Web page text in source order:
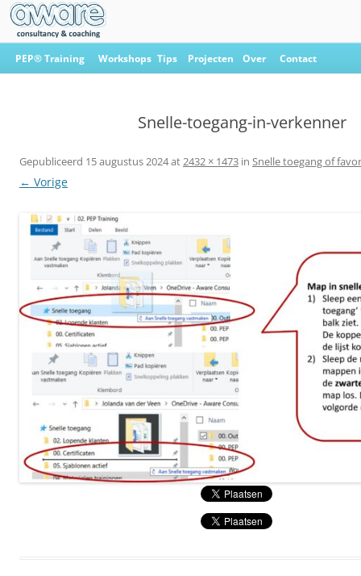
Ga
naar
PEP® Training Workshops Tips Projecten Over Contact
Snelle-toegang-in-verkenner
Gepubliceerd 15 augustus 2024at 2432 × 1473 in Snelle toegang of
← Vorige